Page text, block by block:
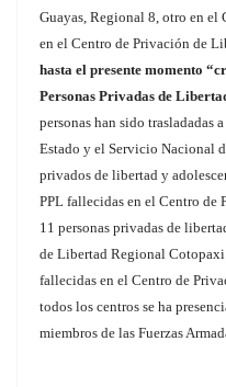
Guayas, Regional 8, otro en
en el Centro de Privación de
hasta el presente momento
Personas Privadas de
personas han sido trasladadas
Estado y el Servicio Nacional
privados de libertad y
PPL fallecidas en el Centro
11 personas privadas de
de Libertad Regional
fallecidas en el Centro de
todos los centros se ha
miembros de las Fuerzas